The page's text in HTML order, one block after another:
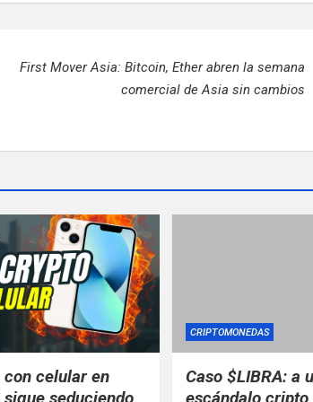
First Mover Asia: Bitcoin, Ether abren la semana
comercial de Asia sin cambios
celular en
CRIPTOMONEDAS
Caso $LIBRA: a